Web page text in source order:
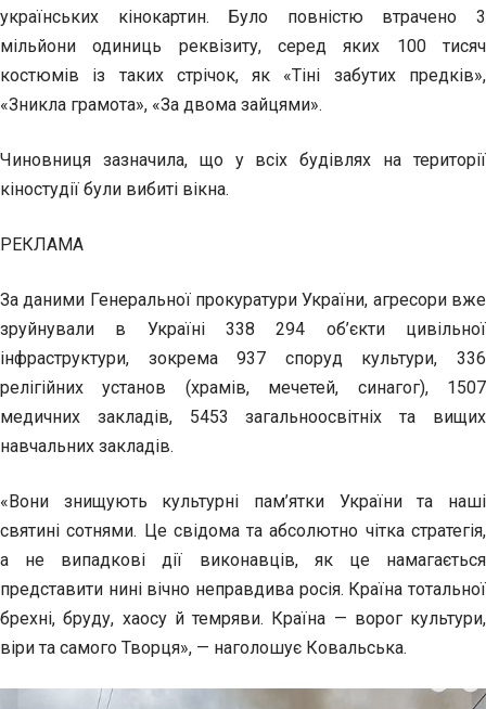
українських кінокартин. Було повністю втрачено 3
мільйони одиниць реквізиту, серед яких 100 тисяч
костюмів із таких стрічок, як «Тіні забутих предків»,
«Зникла грамота», «За двома зайцями».
Чиновниця зазначила, що у всіх будівлях на території
кіностудії були вибиті вікна.
РЕКЛАМА
За даними Генеральної прокуратури України, агресори вже
зруйнували в Україні 338 294 об’єкти цивільної
інфраструктури, зокрема 937 споруд культури, 336
релігійних установ (храмів, мечетей, синагог), 1507
медичних закладів, 5453 загальноосвітніх та вищих
навчальних закладів.
«Вони знищують культурні пам’ятки України та наші
святині сотнями. Це свідома та абсолютно чітка стратегія,
а не випадкові дії виконавців, як це намагається
представити нині вічно неправдива росія. Країна тотальної
брехні, бруду, хаосу й темряви. Країна — ворог культури,
віри та самого Творця», — наголошує Ковальська.